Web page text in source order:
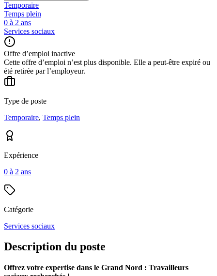
Temporaire
Temps plein
0 à 2 ans
Services sociaux
Offre d’emploi inactive
Cette offre d’emploi n’est plus disponible. Elle a peut-être expiré ou
été retirée par l’employeur.
Type de poste
Temporaire, Temps plein
Expérience
0 à 2 ans
Catégorie
Services sociaux
Description du poste
Offrez votre expertise dans le Grand Nord : Travailleurs